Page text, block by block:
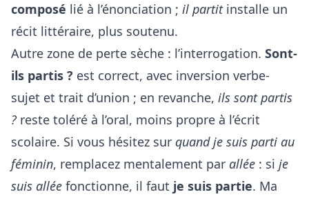
composé lié à l’énonciation ; il partitinstalle un
récit littéraire, plus soutenu.
Autre zone de perte sèche : l’interrogation. Sont-
ils partis ? est correct, avec inversion verbe-
sujet et trait d’union ; en revanche, ils sont partis
? reste toléré à l’oral, moins propre à l’écrit
scolaire. Si vous hésitez sur quand je suis parti au
féminin, remplacez mentalement par allée : si je
suis allée fonctionne, il faut je suis partie. Ma